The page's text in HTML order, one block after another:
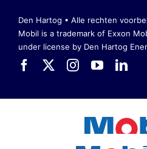
Den Hartog • Alle rechten
Mobil is a trademark of Exxon
under license by Den Hartog